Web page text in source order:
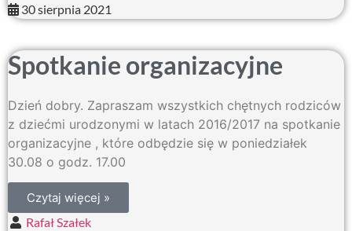
30 sierpnia 2021
Spotkanie organizacyjne
Dzień dobry. Zapraszam wszystkich chętnych rodziców
z dziećmi urodzonymi w latach 2016/2017 na spotkanie
organizacyjne , które odbędzie się w poniedziałek
30.08 o godz. 17.00
Czytaj więcej »
Rafał Szałek